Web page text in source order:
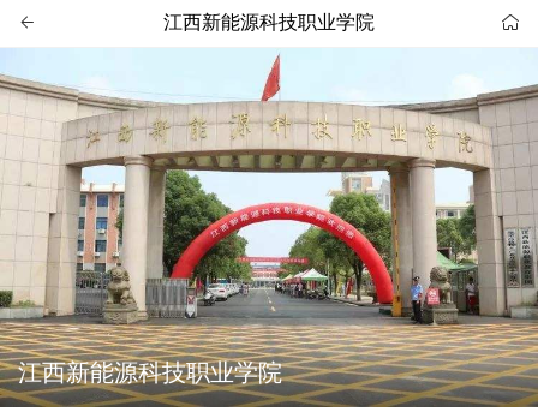
 江西新能源科技职业学院 
江西新能源科技职业学院